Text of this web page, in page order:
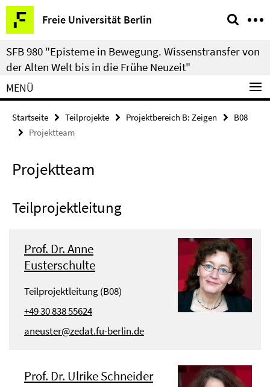
Springe
direkt
zu
Inhalt
Freie Universität Berlin
Service-
Navigation
SFB 980 "Episteme in Bewegung. Wissenstransfer von
der Alten Welt bis in die Frühe Neuzeit"
MENÜ
Startseite Teilprojekte Projektbereich B: Zeigen
B08
Projektteam
Projektteam
Teilprojektleitung
Prof. Dr. Anne
Eusterschulte
Teilprojektleitung (B08)
+49 30 838 55624
aneuster@zedat.fu-berlin.de
Prof. Dr. Ulrike Schneider